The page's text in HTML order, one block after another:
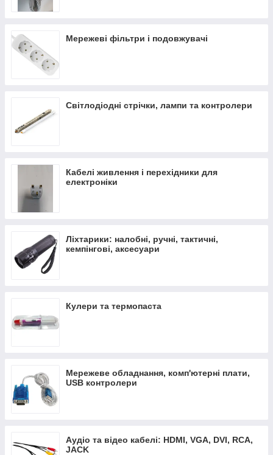
Мережеві фільтри і подовжувачі
Світлодіодні стрічки, лампи та контролери
Кабелі живлення і перехідники для
електроніки
Ліхтарики: налобні, ручні, тактичні,
кемпінгові, аксесуари
Кулери та термопаста
Мережеве обладнання, комп'ютерні плати,
USB контролери
Аудіо та відео кабелі: HDMI, VGA, DVI, RCA,
JACK